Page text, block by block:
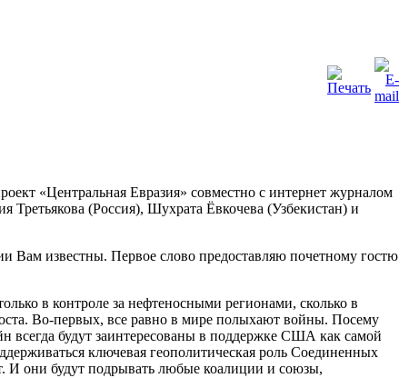
«Центральная Евразия» совместно с интернет журналом
Третьякова (Россия), Шухрата Ёвкочева (Узбекистан) и
Вам известны. Первое слово предоставляю почетному гостю
в контроле за нефтеносными регионами, сколько в
Во-первых, все равно в мире полыхают войны. Посему
будут заинтересованы в поддержке США как самой
ключевая геополитическая роль Соединенных
они будут подрывать любые коалиции и союзы,